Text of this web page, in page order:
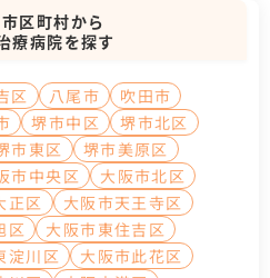
区町村から
療病院を探す
区 八尾市
吹田市
堺市中区
堺市北区
市東区
堺市美原区
市中央区
大阪市北区
正区
大阪市天王寺区
区
大阪市東住吉区
淀川区
大阪市此花区